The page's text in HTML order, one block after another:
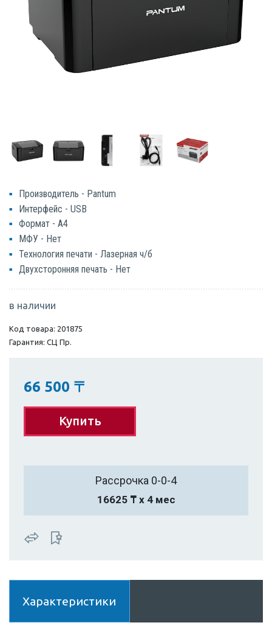
Производитель - Pantum
Интерфейс - USB
Формат - A4
МФУ - Нет
Технология печати - Лазерная ч/б
Двухсторонняя печать - Нет
в наличии
Код товара: 201875
Гарантия: СЦ Пр.
66 500 〒
Купить
Рассрочка 0-0-4
16625 ₸ х 4 мес
Характеристики